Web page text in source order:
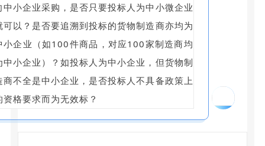
中小企业采购，是否只要投标人为中小微企业
可以？是否要追溯到投标的货物制造商亦均为
小企业（如100件商品，对应100家制造商均
中小企业）？如投标人为中小企业，但货物制
商不全是中小企业，是否投标人不具备政策上
资格要求而为无效标？